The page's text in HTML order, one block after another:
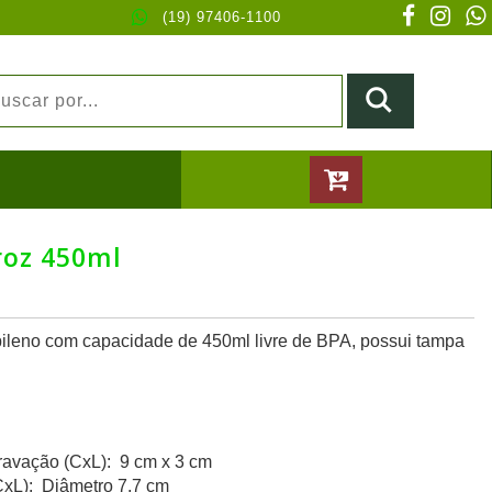
(19) 97406-1100
450ml
com capacidade de 450ml livre de BPA, possui tampa
(CxL): 9 cm x 3 cm
Diâmetro 7,7 cm